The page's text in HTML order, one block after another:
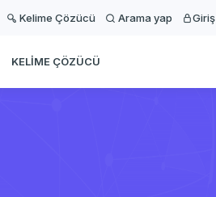
Kelime Çözücü Arama yap Giriş
KELIME ÇÖZÜCÜ